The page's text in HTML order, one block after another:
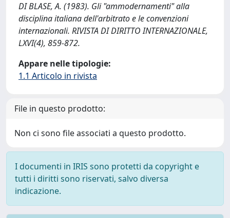
DI BLASE, A. (1983). Gli "ammodernamenti" alla
disciplina italiana dell'arbitrato e le convenzioni
internazionali. RIVISTA DI DIRITTO INTERNAZIONALE,
LXVI(4), 859-872.
Appare nelle tipologie:
1.1 Articolo in rivista
File in questo prodotto:
Non ci sono file associati a questo prodotto.
I documenti in IRIS sono protetti da copyright e
tutti i diritti sono riservati, salvo diversa
indicazione.